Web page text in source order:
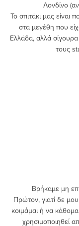
Λονδίνο
Το σπιτάκι μας είναι
στα μεγέθη που
Ελλάδα, αλλά
τους
Βρήκαμε μη
Πρώτον, γιατί δε
κοιμάμαι ή να
χρησιμοποιηθεί